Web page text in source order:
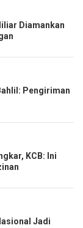
Diamankan
Pengiriman
KCB: Ini
Jadi